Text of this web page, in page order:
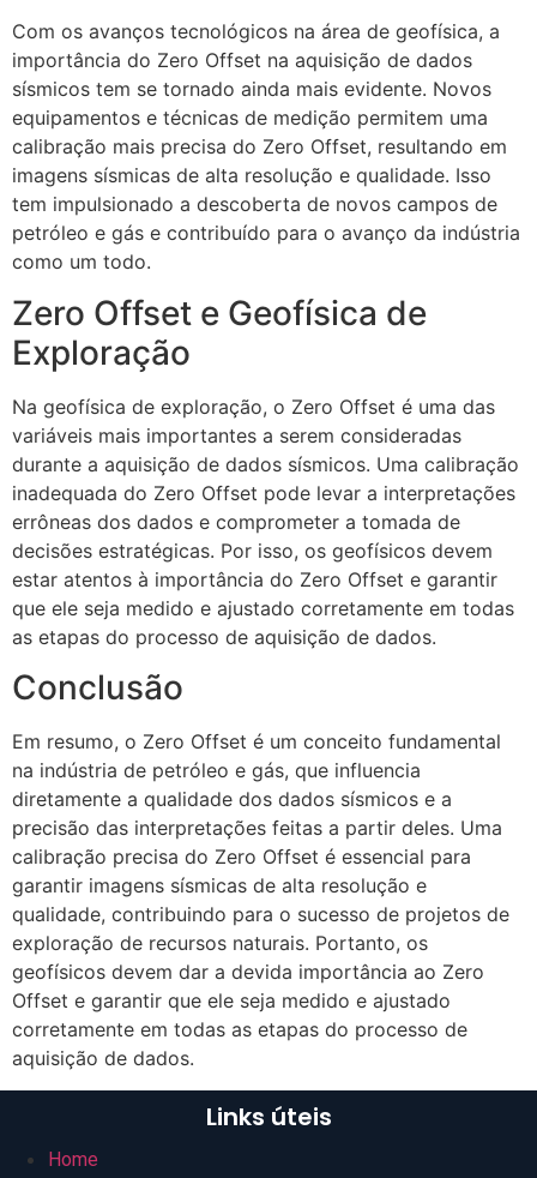
Com os avanços tecnológicos na área de geofísica, a
importância do Zero Offset na aquisição de dados
sísmicos tem se tornado ainda mais evidente. Novos
equipamentos e técnicas de medição permitem uma
calibração mais precisa do Zero Offset, resultando em
imagens sísmicas de alta resolução e qualidade. Isso
tem impulsionado a descoberta de novos campos de
petróleo e gás e contribuído para o avanço da indústria
como um todo.
Zero Offset e Geofísica de
Exploração
Na geofísica de exploração, o Zero Offset é uma das
variáveis mais importantes a serem consideradas
durante a aquisição de dados sísmicos. Uma calibração
inadequada do Zero Offset pode levar a interpretações
errôneas dos dados e comprometer a tomada de
decisões estratégicas. Por isso, os geofísicos devem
estar atentos à importância do Zero Offset e garantir
que ele seja medido e ajustado corretamente em todas
as etapas do processo de aquisição de dados.
Conclusão
Em resumo, o Zero Offset é um conceito fundamental
na indústria de petróleo e gás, que influencia
diretamente a qualidade dos dados sísmicos e a
precisão das interpretações feitas a partir deles. Uma
calibração precisa do Zero Offset é essencial para
garantir imagens sísmicas de alta resolução e
qualidade, contribuindo para o sucesso de projetos de
exploração de recursos naturais. Portanto, os
geofísicos devem dar a devida importância ao Zero
Offset e garantir que ele seja medido e ajustado
corretamente em todas as etapas do processo de
aquisição de dados.
Links úteis
Home